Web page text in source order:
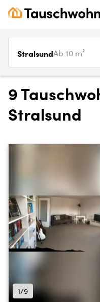
StralsundAb 10 m²
9
Stralsund
1/9